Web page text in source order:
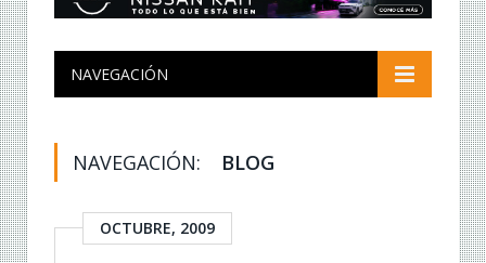
NAVEGACIÓN
NAVEGACIÓN: BLOG
OCTUBRE, 2009